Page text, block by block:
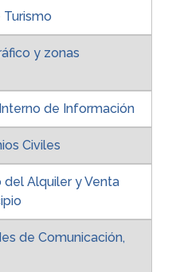
y zonas
de Información
Civiles
Alquiler y Venta
de Comunicación,